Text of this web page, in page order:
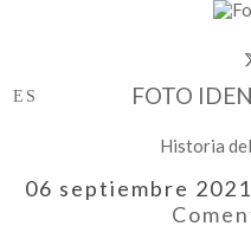
FOTO
Historia
06 septiembre